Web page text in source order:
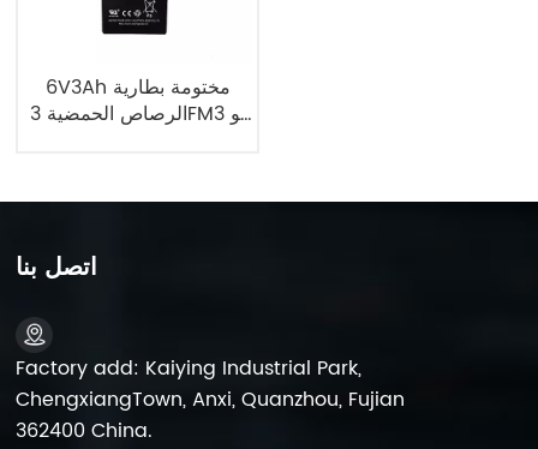
6V3Ah مختومة بطارية
الرصاص الحمضية 3FM3 يو
اتصل بنا
Factory add: Kaiying Industrial Park,
ChengxiangTown, Anxi, Quanzhou, Fujian
362400 China.